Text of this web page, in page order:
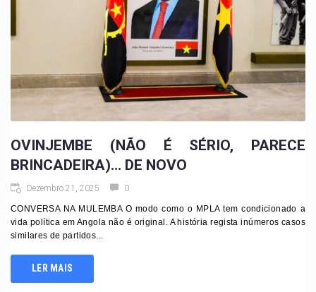
OVINJEMBE (NÃO É SÉRIO, PARECE
BRINCADEIRA)… DE NOVO
Dezembro 21, 2025 0
CONVERSA NA MULEMBA O modo como o MPLA tem condicionado a
vida política em Angola não é original. A história regista inúmeros casos
similares de partidos...
LER MAIS